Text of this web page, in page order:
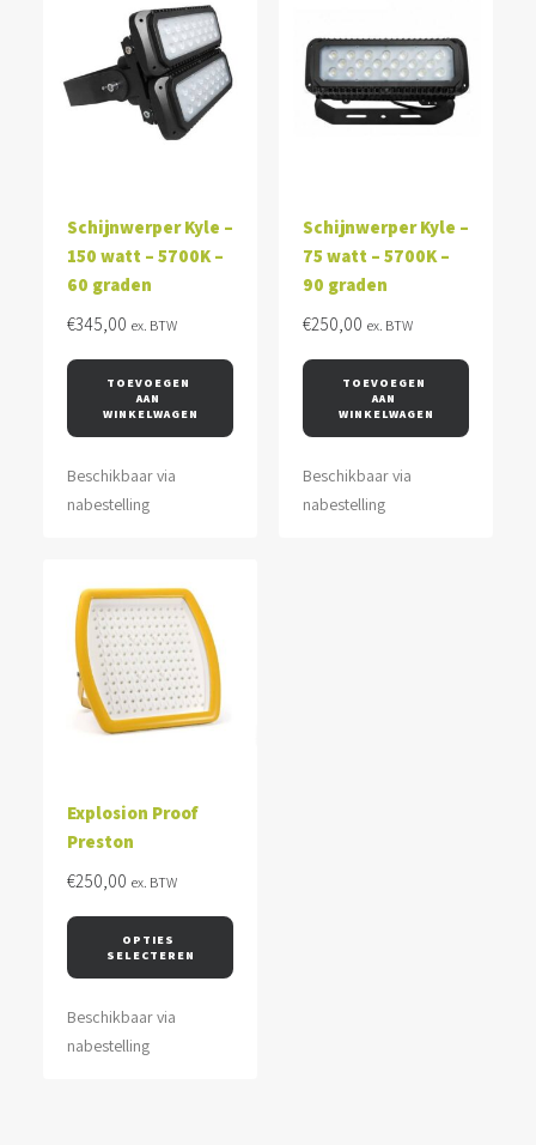
Schijnwerper Kyle –
150 watt – 5700K –
60 graden
€345,00 ex. BTW
TOEVOEGEN
AAN
WINKELWAGEN
Beschikbaar via
nabestelling
Schijnwerper Kyle –
75 watt – 5700K –
90 graden
€250,00 ex. BTW
TOEVOEGEN
AAN
WINKELWAGEN
Beschikbaar via
nabestelling
Explosion Proof
Preston
€250,00 ex. BTW
OPTIES
SELECTEREN
Beschikbaar via
nabestelling